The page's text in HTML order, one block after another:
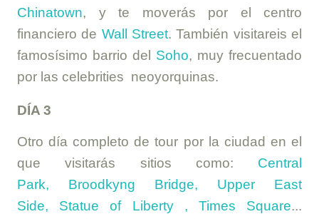
Chinatown, y te moverás por el centro
financiero de Wall Street. También visitareis el
famosísimo barrio del Soho, muy frecuentado
por las celebrities neoyorquinas.
DÍA 3
Otro día completo de tour por la ciudad en el
que visitarás sitios como: Central
Park, Broodkyng Bridge, Upper East
Side, Statue of Liberty , Times Square...